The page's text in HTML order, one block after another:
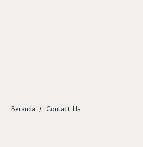
Beranda / Contact Us